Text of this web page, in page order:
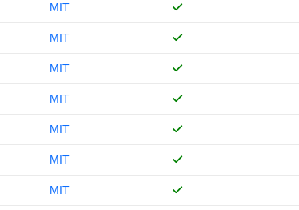
MIT
MIT
MIT
MIT
MIT
MIT
MIT